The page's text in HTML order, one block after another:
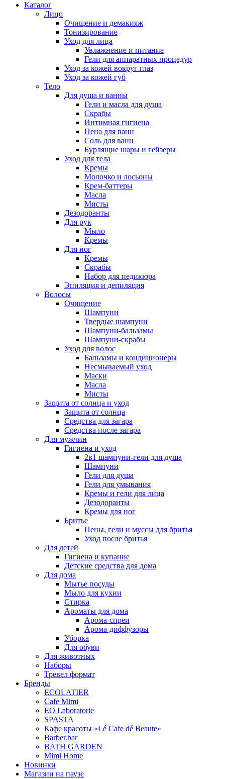
Каталог
Лицо
Очищение и демакияж
Тонизирование
Уход для лица
Увлажнение и питание
Гели для аппаратных процедур
Уход за кожей вокруг глаз
Уход за кожей губ
Тело
Для душа и ванны
Гели и масла для душа
Скрабы
Интимная гигиена
Пена для ванн
Соль для ванн
Бурлящие шары и гейзеры
Уход для тела
Кремы
Молочко и лосьоны
Крем-баттеры
Масла
Мисты
Дезодоранты
Для рук
Мыло
Кремы
Для ног
Кремы
Скрабы
Набор для педикюра
Эпиляция и депиляция
Волосы
Очищение
Шампуни
Твердые шампуни
Шампуни-бальзамы
Шампуни-скрабы
Уход для волос
Бальзамы и кондиционеры
Несмываемый уход
Маски
Масла
Мисты
Защита от солнца и уход
Защита от солнца
Средства для загара
Средства после загара
Для мужчин
Гигиена и уход
2в1 шампуни-гели для душа
Шампуни
Гели для душа
Гели для умывания
Кремы и гели для лица
Дезодоранты
Кремы для ног
Бритье
Пены, гели и муссы для бритья
Уход после бритья
Для детей
Гигиена и купание
Детские средства для дома
Для дома
Мытье посуды
Мыло для кухни
Стирка
Ароматы для дома
Арома-спреи
Арома-диффузоры
Уборка
Для обуви
Для животных
Наборы
Тревел формат
Бренды
EСОLATIER
Cafe Mimi
EO Laboratorie
SPASTA
Кафе красоты «Lé Cafe dé Beaute»
Barber.bar
BATH GARDEN
Mimi Home
Новинки
Магазин на паузе